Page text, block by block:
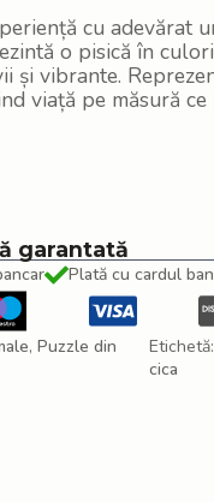
cu adevărat
o pisică în
și vibrante.
viață pe măsură
garantată
Plată cu cardul
, Puzzle din
Etichetă:
cica